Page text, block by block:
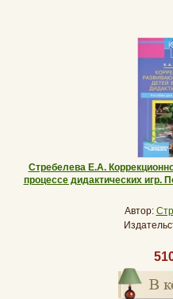
Стребелева Е.А.
процессе дидактических игр.
Автор: